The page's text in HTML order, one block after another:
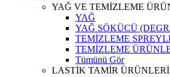
YAĞ VE TEMİZLEME
YAĞ
YAĞ SÖKÜCÜ
TEMİZLEME
TEMİZLEME
Tümünü Gör
LASTİK TAMİR ÜRÜNLERİ